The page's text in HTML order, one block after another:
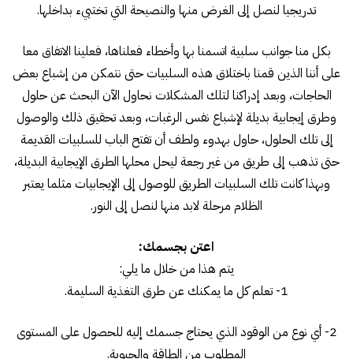
تدريجيا لنصل إلى الغرض منها والنصيحة التي تختبيء بداخلها.
بكل منا جوانب سلبية اتسمنا بها وأخطاء فعلناها، فعلينا الاتفاق معا
على أننا الذين قمنا باختلاق هذه السلبيات حتى نتمكن من إشباع بعض
الحاجات، وبعد إدراكنا لتلك المشكلات نحاول الآن البحث عن حلول
وطرق إيجابية بديلة لإشباع نفس الرغبات، وبعد تحقيق ذلك والوصول
إلى تلك الحلول، حاول بهدوء ولطف أن تفتح الباب للسلبيات القديمة
حتى تذهب إلى طريق من غير رجعة ليحل محلها الطرق الإيجابية البديلة،
وبهذا كانت تلك السلبيات الطريق للوصول إلى الإيجابيات مثلما يعتبر
الظلام مرحلة لابد منها لنصل إلى النور.
اعتن بجسمك:
يتم هذا من خلال ما يلي:
1- تعلم كل ما يمكنك عن طرق التغذية السليمة.
2- أي نوع من الوقود الذي يحتاج جسمك إليه للحصول على المستوى
المطلوب من الطاقة والحيوية.